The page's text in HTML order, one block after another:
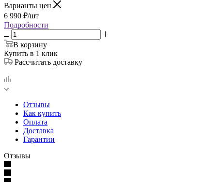
Варианты цен
6 990 ₽/шт
Подробности
В корзину
Купить в 1 клик
Рассчитать доставку
Отзывы
Как купить
Оплата
Доставка
Гарантии
Отзывы